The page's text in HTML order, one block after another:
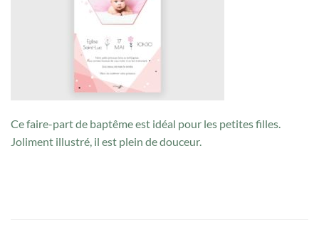
Ce faire-part de baptême est idéal pour les petites filles.
Joliment illustré, il est plein de douceur.